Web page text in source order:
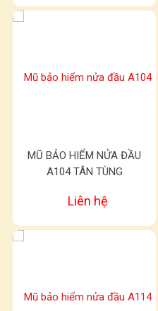
MŨ BẢO HIỂM NỬA ĐẦU
A104 TÂN TÙNG
Liên hệ